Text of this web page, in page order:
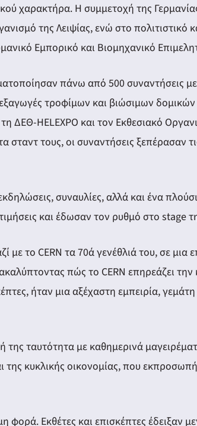
χαρακτήρα. Η συμμετοχή της
της Λειψίας, ενώ στο πολιτιστικό
Εμπορικό και Βιομηχανικό
πάνω από 500 συναντήσεις
τροφίμων και βιώσιμων
HELEXPO και τον Εκθεσιακό
σταντ τους, οι συναντήσεις ξεπέρασαν
συναυλίες, αλλά και ένα
και έδωσαν τον ρυθμό στο stage
με το CERN τα 70ά γενέθλιά του, σε μια
πώς το CERN επηρεάζει
ήταν μια αξέχαστη εμπειρία,
ταυτότητα με καθημερινά
της κυκλικής οικονομίας, που
φορά. Εκθέτες και επισκέπτες έδειξαν